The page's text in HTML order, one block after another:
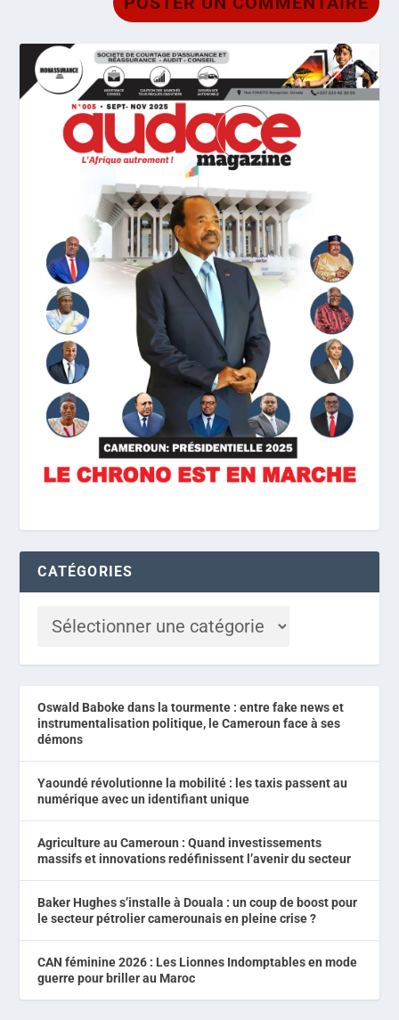
CATÉGORIES
Oswald Baboke dans la tourmente : entre fake news et
instrumentalisation politique, le Cameroun face à ses
démons
Yaoundé révolutionne la mobilité : les taxis passent au
numérique avec un identifiant unique
Agriculture au Cameroun : Quand investissements
massifs et innovations redéfinissent l’avenir du secteur
Baker Hughes s’installe à Douala : un coup de boost pour
le secteur pétrolier camerounais en pleine crise ?
CAN féminine 2026 : Les Lionnes Indomptables en mode
guerre pour briller au Maroc